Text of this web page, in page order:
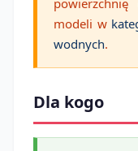
modeli w
wodnych.
Dla kogo